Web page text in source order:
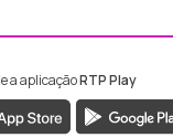
Madeira
Madeira
a aplicaçãoRTP Play